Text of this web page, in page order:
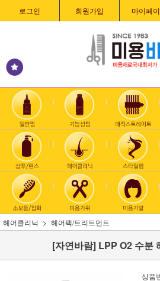
로그인 회원가입 마이페
헤어클리닉 헤어팩/트리트먼트
[자연바람] LPP O2 수분
상품